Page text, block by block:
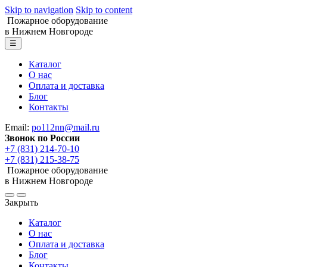
Skip to navigation Skip to content
Пожарное оборудование
в Нижнем Новгороде
☰
Каталог
О нас
Оплата и доставка
Блог
Контакты
Email: po112nn@mail.ru
Звонок по России
+7 (831) 214-70-10
+7 (831) 215-38-75
Пожарное оборудование
в Нижнем Новгороде
Закрыть
Каталог
О нас
Оплата и доставка
Блог